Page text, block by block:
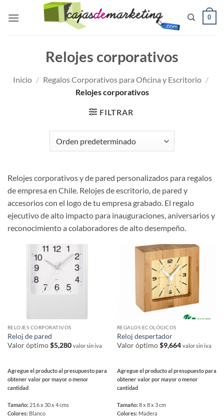
0
Relojes corporativos
Inicio / Regalos Corporativos para Oficina y Escritorio /
Relojes corporativos
FILTRAR
Relojes corporativos y de pared personalizados para regalos
de empresa en Chile. Relojes de escritorio, de pared y
accesorios con el logo de tu empresa grabado. El regalo
ejecutivo de alto impacto para inauguraciones, aniversarios y
reconocimiento a colaboradores de alto desempeño.
RELOJES CORPORATIVOS
Reloj de pared
Valor óptimo$5,280 valor sin iva
Agregue el producto al presupuesto para
obtener valor por mayor o menor
cantidad
Tamaño: 21.6 x 30 x 4 cms
Colores: Blanco
REGALOS ECOLÓGICOS
Reloj despertador
Valor óptimo$9,664 valor sin iva
Agregue el producto al presupuesto para
obtener valor por mayor o menor
cantidad
Tamaño:8 x 8 x 3 cm
Colores: Madera